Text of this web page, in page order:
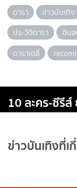
ดารา ข่าวบันเทิง
ประวัติดารา
อิน
ดาราเดลี่
10 ละคร-ซีรี
ข่าวบันเทิงที่เ